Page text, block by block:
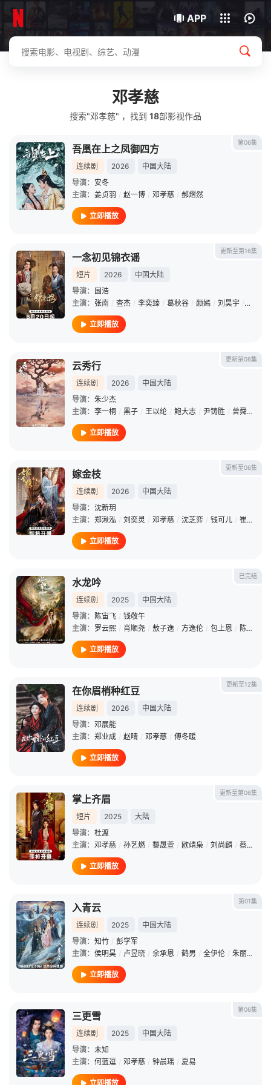
APP
下载客户端
我的观影记录
邓孝慈
搜索"邓孝慈" ，找到 18部影视作品
第06集
吾凰在上之凤御四方
连续剧 2026
中国大陆
导演： 安冬
主演： 姜贞羽 / 赵一博 / 邓孝慈 / 郝熠然
立即播放
更新至第16集
一念初见锦衣谣
短片 2026
中国大陆
导演：
国浩
主演： 张南 / 查杰 / 李奕臻 / 葛秋谷 / 颜嫣 / 刘昊宇 / 邓孝慈
立即播放
更新第06集
云秀行
连续剧 2026
中国大陆
导演： 朱少杰
主演： 李一桐 / 黑子 / 王以纶 / 鲍大志 / 尹铸胜 / 曾舜晞
立即播放
更新至06集
嫁金枝
连续剧 2026
中国大陆
导演： 沈新玥
主演： 郑湫泓 / 刘奕灵 / 邓孝慈 / 沈芝弈 / 钱可儿 / 崔旭宇
立即播放
已完结
水龙吟
连续剧 2025
中国大陆
导演：
陈宙飞 / 钱敬午
主演： 罗云熙 / 肖顺尧 / 敖子逸 / 方逸伦 / 包上恩 / 陈瑶
立即播放
更新至12集
在你眉梢种红豆
连续剧 2026
中国大陆
导演： 邓展能
主演： 郑业成 / 赵晴 / 邓孝慈 / 傅冬暖
立即播放
更新至第06集
掌上齐眉
短片 2025
大陆
导演： 杜渡
主演： 邓孝慈 / 孙艺燃 / 黎晟萱 / 欧靖枭 / 刘尚麟 / 蔡承源
立即播放
第01集
入青云
连续剧 2025
中国大陆
导演： 知竹 / 彭学军
主演： 侯明昊 / 卢昱晓 / 余承恩 / 鹤男 / 全伊伦 / 朱丽岚
立即播放
第06集
三更雪
连续剧 2025
中国大陆
导演： 未知
主演： 何蓝逗 / 邓孝慈 / 钟晨瑶 / 夏易
立即播放